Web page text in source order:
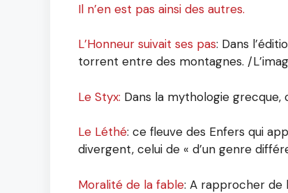
Il n’en est pas ainsi des autres.
L’Honneur suivait ses pas: Dans
torrent entre des montagnes. /
Le Styx: Dans la mythologie
Le Léthé: ce fleuve des Enfers qui
divergent, celui de « d’un genre
Moralité de la fable: A rapprocher de